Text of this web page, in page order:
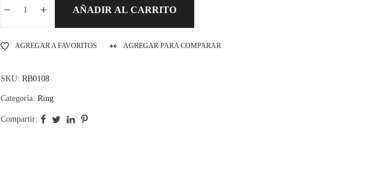
AÑADIR AL CARRITO
AGREGAR A FAVORITOS AGREGAR PARA COMPARAR
SKU: RB0108
Categoría: Ring
Compartir: